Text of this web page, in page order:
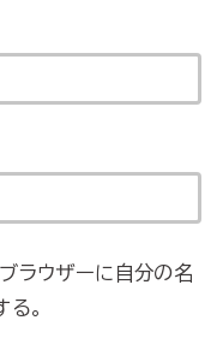
ラウザーに自分の名
。